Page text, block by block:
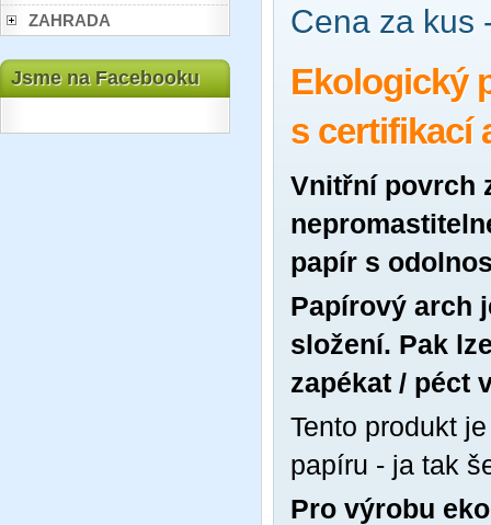
ZAHRADA
Jsme na Facebooku
Cena za kus
Ekologický
s certifikací
Vnitřní povrch
papír s
Papírový arch
složení. Pak
zapékat / péct
Tento produkt
papíru - ja tak
Pro výrobu